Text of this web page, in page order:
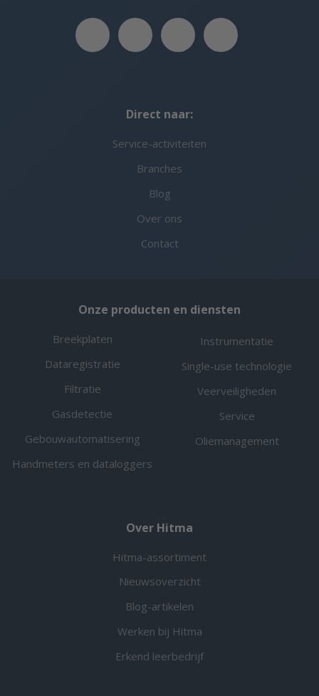
Direct naar:
Service-activiteiten
Branches
Blog
Over ons
Contact
Onze producten en diensten
Breekplaten
Dataregistratie
Filtratie
Gasdetectie
Gebouwautomatisering
Handmeters en dataloggers
Instrumentatie
Single-use technologie
Veerveiligheden
Service
Oliemanagement
Over Hitma
Hitma-assortiment
Nieuwsoverzicht
Blog-artikelen
Werken bij Hitma
Erkend leerbedrijf